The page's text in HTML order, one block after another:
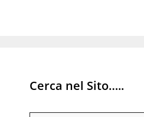
Cerca nel Sito…..